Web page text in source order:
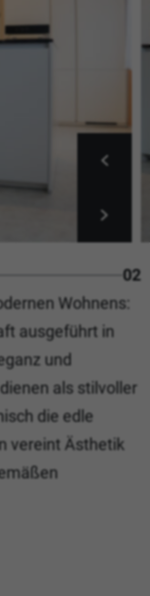
02
Wohnens:
ausgeführt in
und
als stilvoller
die edle
vereint Ästhetik